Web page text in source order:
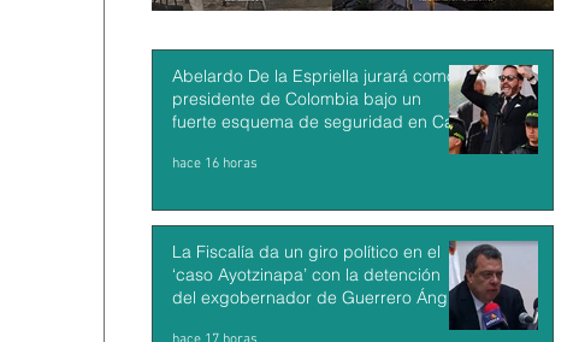
Abelardo De la Espriella jurará como
presidente de Colombia bajo un
fuerte esquema de seguridad en Cali
hace 16 horas
La Fiscalía da un giro político en el
‘caso Ayotzinapa’ con la detención
del exgobernador de Guerrero Ángel